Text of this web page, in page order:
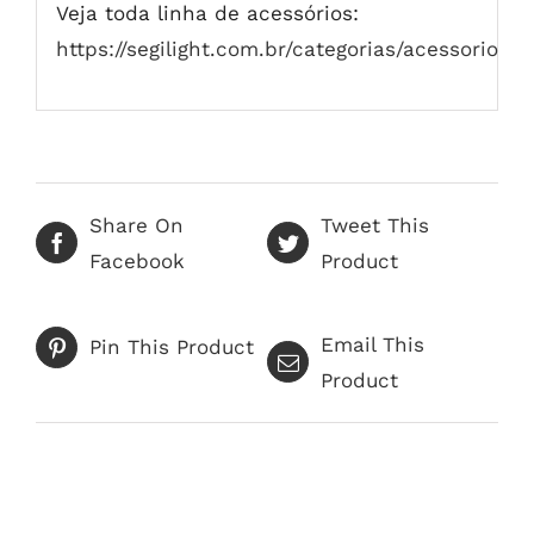
Veja toda linha de acessórios:
https://segilight.com.br/categorias/acessorios/
Share On
Facebook
Tweet This
Product
Pin This Product
Email This
Product